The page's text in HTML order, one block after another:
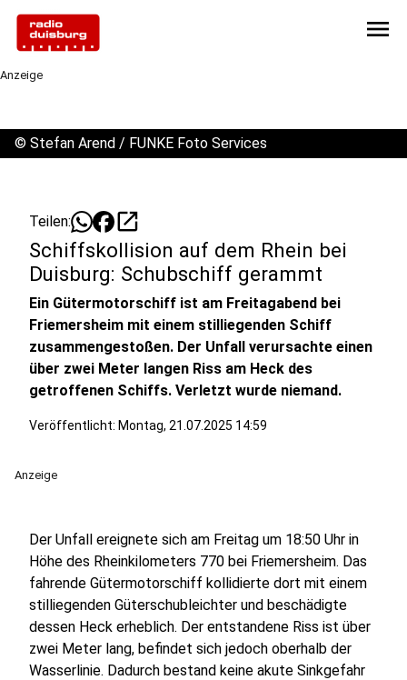
menu
Anzeige
© Stefan Arend / FUNKE Foto Services
Teilen: open_in_new
Schiffskollision auf dem Rhein bei
Duisburg: Schubschiff gerammt
Ein Gütermotorschiff ist am Freitagabend bei
Friemersheim mit einem stilliegenden Schiff
zusammengestoßen. Der Unfall verursachte einen
über zwei Meter langen Riss am Heck des
getroffenen Schiffs. Verletzt wurde niemand.
Veröffentlicht: Montag, 21.07.2025 14:59
Anzeige
Der Unfall ereignete sich am Freitag um 18:50 Uhr in
Höhe des Rheinkilometers 770 bei Friemersheim. Das
fahrende Gütermotorschiff kollidierte dort mit einem
stilliegenden Güterschubleichter und beschädigte
dessen Heck erheblich. Der entstandene Riss ist über
zwei Meter lang, befindet sich jedoch oberhalb der
Wasserlinie. Dadurch bestand keine akute Sinkgefahr